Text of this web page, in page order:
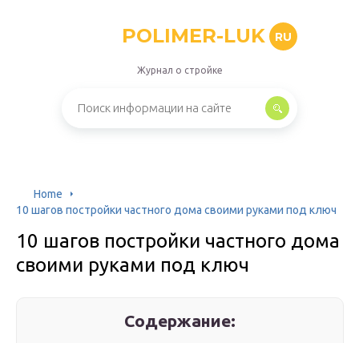
POLIMER-LUK RU
Журнал о стройке
Home
10 шагов постройки частного дома своими руками под ключ
10 шагов постройки частного дома
своими руками под ключ
Содержание: